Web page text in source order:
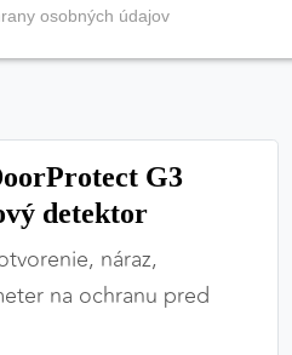
G3
detektor
náraz,
na ochranu pred
na správne fungovanie
osobných údajov